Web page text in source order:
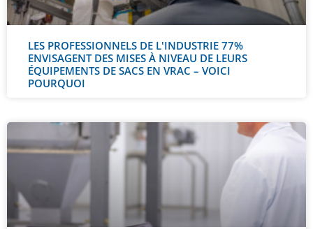
LES PROFESSIONNELS DE L'INDUSTRIE 77%
ENVISAGENT DES MISES À NIVEAU DE LEURS
ÉQUIPEMENTS DE SACS EN VRAC – VOICI
POURQUOI